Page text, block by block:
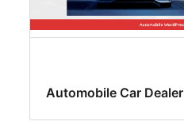
Automobile Car Dealer